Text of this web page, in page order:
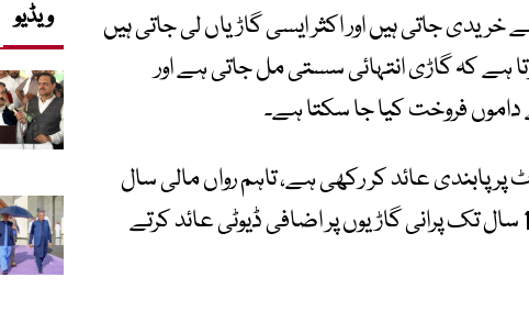
جاتی ہیں اور اکثر ایسی گاڑیاں لی جاتی ہیں
ہے کہ گاڑی انتہائی سستی مل جاتی ہے اور
فروخت کیا جا سکتا ہے۔
پر پابندی عائد کر رکھی ہے، تاہم رواں مالی سال
کے بجٹ میں یہ تجویز دی گئی تھی کہ 5 اور 10 سال تک پرانی گاڑیوں پر اضافی ڈیوٹی عائد کرتے
ویڈیو